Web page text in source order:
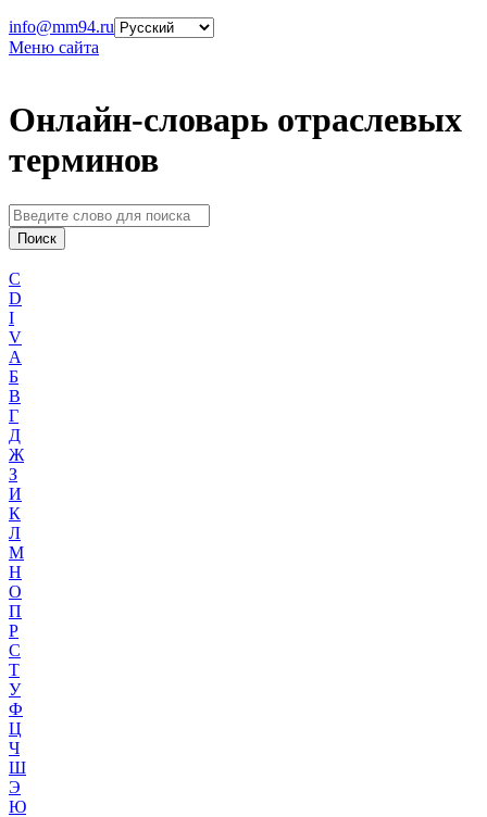
info@mm94.ru
Меню сайта
Онлайн-словарь отраслевых
терминов
C
D
I
V
А
Б
В
Г
Д
Ж
З
И
К
Л
М
Н
О
П
Р
С
Т
У
Ф
Ц
Ч
Ш
Э
Ю